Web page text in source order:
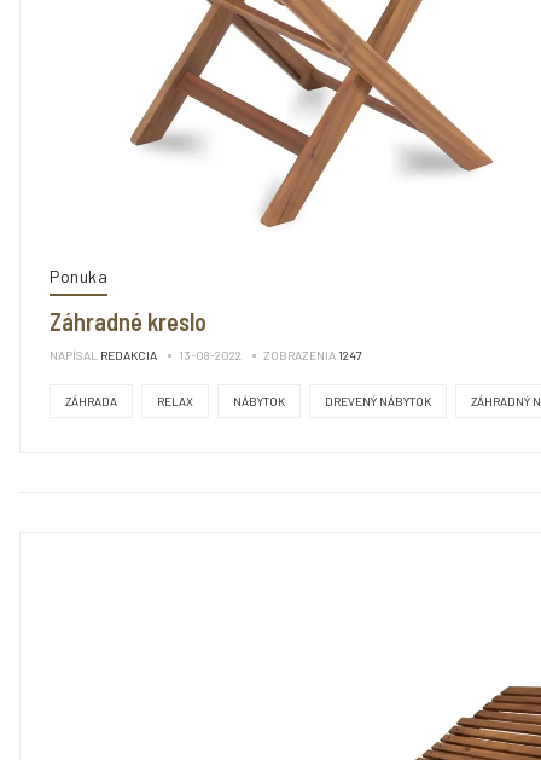
Ponuka
Záhradné kreslo
NAPÍSAL REDAKCIA 13-08-2022 ZOBRAZENIA 1247
ZÁHRADA RELAX NÁBYTOK DREVENÝ NÁBYTOK ZÁHRADNÝ